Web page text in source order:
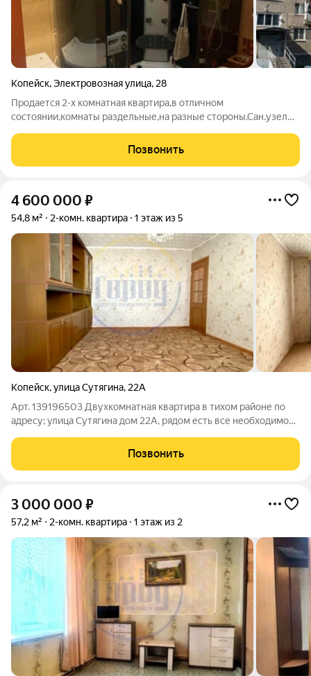
Копейск,Электровозная улица, 28
Продается 2-х комнатная квартира,в отличном
состоянии,комнаты раздельные,на разные стороны.Сан.узел
высоким поддоном.Балкон застеклен евро,оборудован
полками.Развитая инфраструктура,в шаговом доступе
Позвонить
4 600 000 ₽
54,8 м² 2-комн. квартира 1 этаж из 5
Копейск,улица Сутягина, 22А
Арт. 139196503 Двухкомнатная квартира в тихом районе по
адресу; улица Сутягина дом 22А, рядом есть все необходимое
и дружной семьи. Площадь 54,8 кв.м, расположена на 1 этаже 5
этажного
Позвонить
3 000 000 ₽
57,2 м² 2-комн. квартира 1 этаж из 2